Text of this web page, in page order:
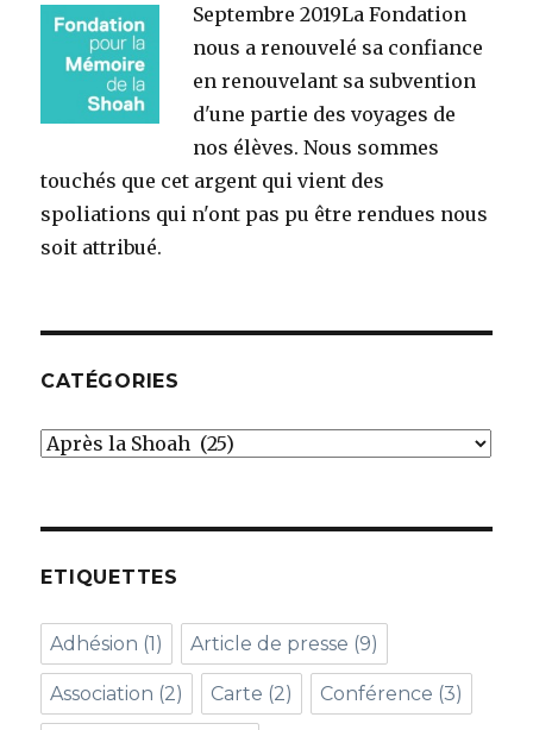
Septembre 2019La Fondation
nous a renouvelé sa confiance
en renouvelant sa subvention
d'une partie des voyages de
nos élèves. Nous sommes
touchés que cet argent qui vient des
spoliations qui n'ont pas pu être rendues nous
soit attribué.
CATÉGORIES
Catégories
ETIQUETTES
Adhésion (1) Article de presse (9)
Association (2) Carte (2) Conférence (3)